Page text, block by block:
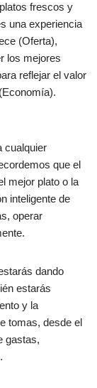
frescos y
una experiencia
(Oferta),
los mejores
reflejar el valor
cualquier
que el
mejor plato o la
inteligente de
operar
dando
estarás
y la
tomas, desde el
gastas,